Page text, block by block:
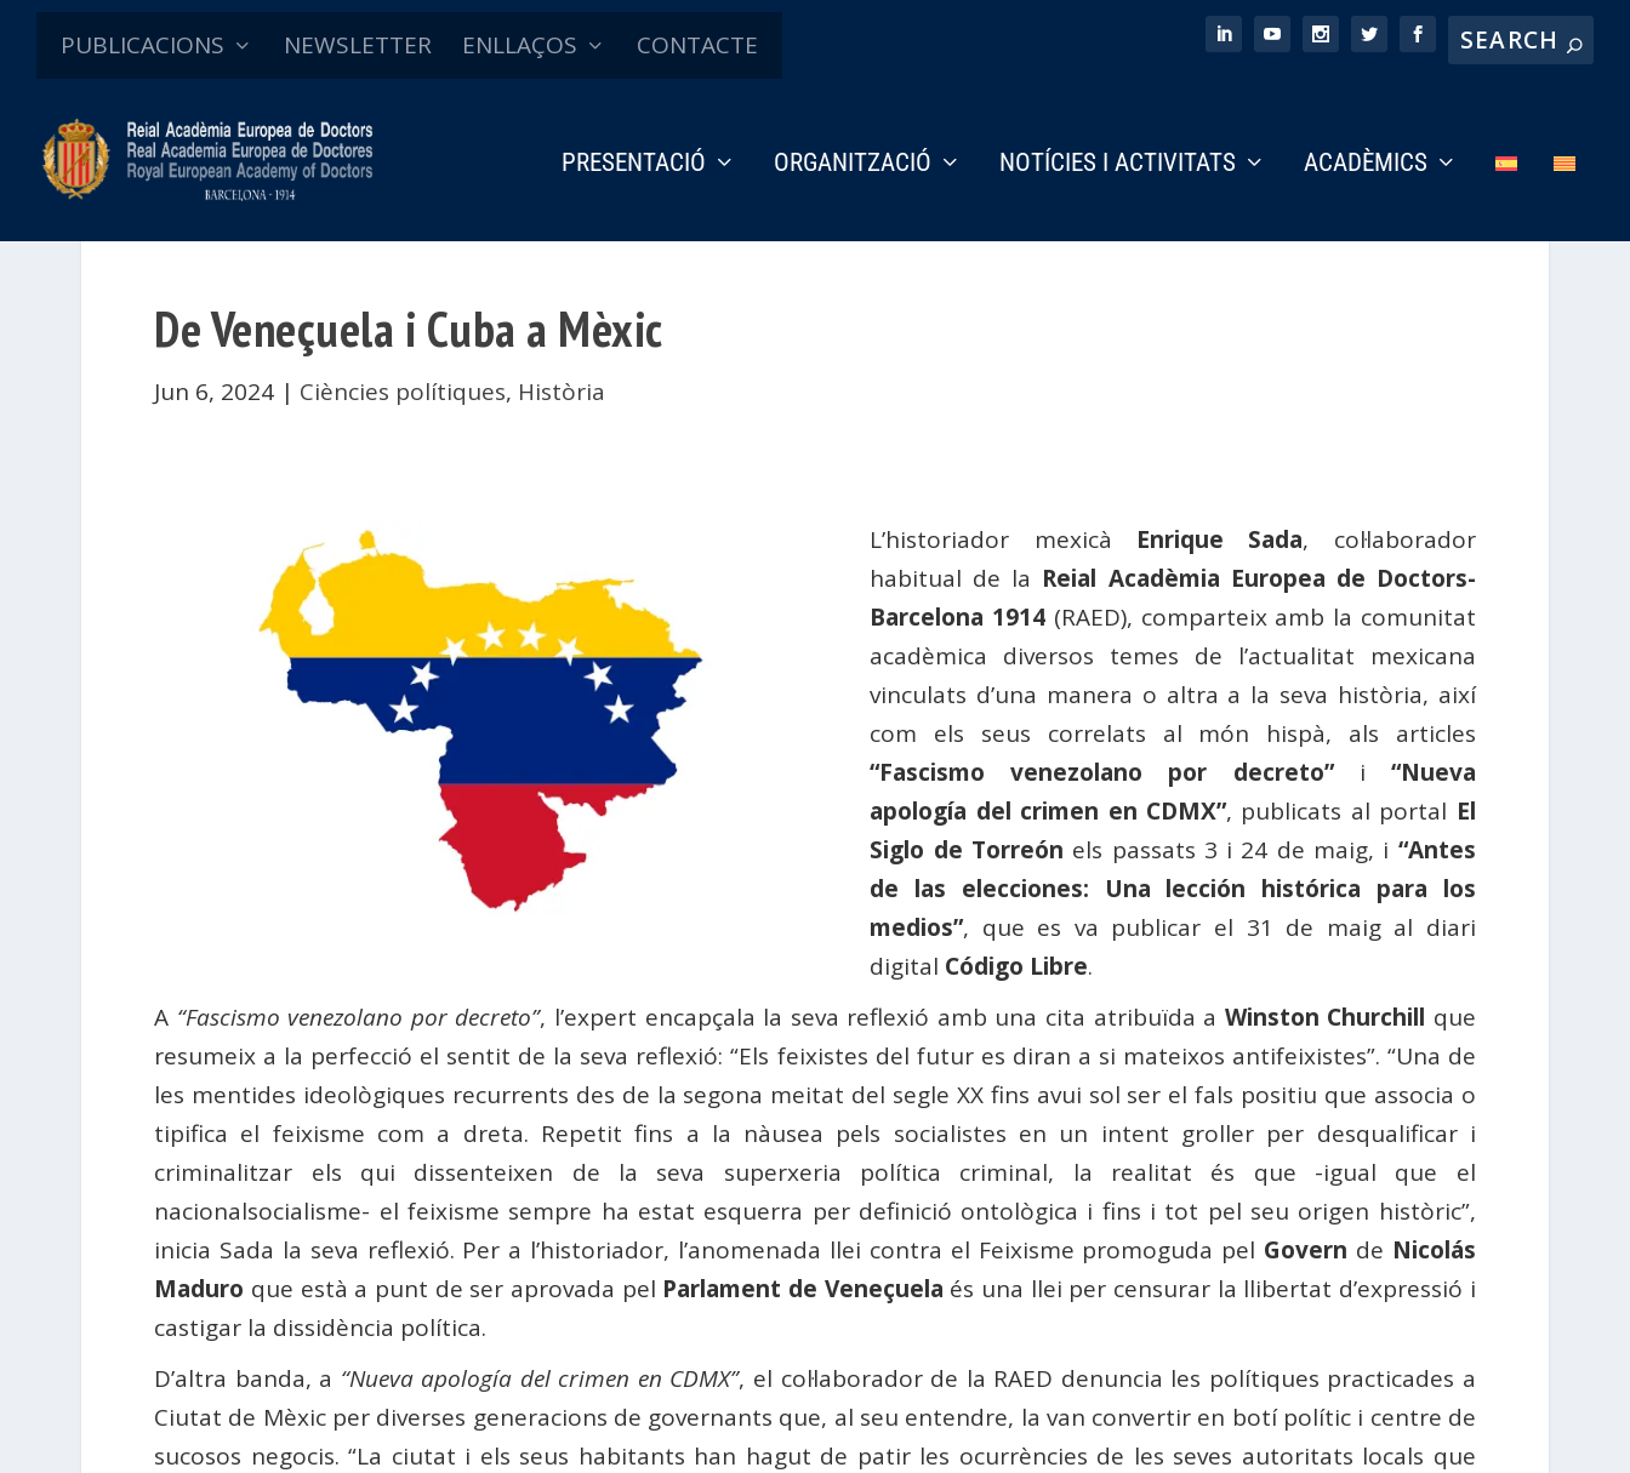
PUBLICACIONS NEWSLETTER ENLLAÇOS CONTACTE
PRESENTACIÓ ORGANITZACIÓ NOTÍCIES I ACTIVITATS ACADÈMICS
De Veneçuela i Cuba a Mèxic
Jun 6, 2024 | Ciències polítiques, Història
L’historiador mexicà Enrique Sada, col·laborador
habitual de la Reial Acadèmia Europea de Doctors-
Barcelona 1914(RAED), comparteix amb la comunitat
acadèmica diversos temes de l’actualitat mexicana
vinculats d’una manera o altra a la seva història, així
com els seus correlats al món hispà, als articles
“Fascismo venezolano por decreto” i “Nueva
apología del crimen en CDMX”, publicats al portal El
Siglo de Torreón els passats 3 i 24 de maig, i “Antes
de las elecciones: Una lección histórica para los
medios”, que es va publicar el 31 de maig al diari
digital Código Libre.
A “Fascismo venezolano por decreto”, l’expert encapçala la seva reflexió amb una cita atribuïda a Winston Churchill que
resumeix a la perfecció el sentit de la seva reflexió: “Els feixistes del futur es diran a si mateixos antifeixistes”. “Una de
les mentides ideològiques recurrents des de la segona meitat del segle XX fins avui sol ser el fals positiu que associa o
tipifica el feixisme com a dreta. Repetit fins a la nàusea pels socialistes en un intent groller per desqualificar i
criminalitzar els qui dissenteixen de la seva superxeria política criminal, la realitat és que -igual que el
nacionalsocialisme- el feixisme sempre ha estat esquerra per definició ontològica i fins i tot pel seu origen històric”,
inicia Sada la seva reflexió. Per a l’historiador, l’anomenada llei contra el Feixisme promoguda pel Govern de Nicolás
Maduro que està a punt de ser aprovada pel Parlament de Veneçuela és una llei per censurar la llibertat d’expressió i
castigar la dissidència política.
D’altra banda, a “Nueva apología del crimen en CDMX”, el col·laborador de la RAED denuncia les polítiques practicades a
Ciutat de Mèxic per diverses generacions de governants que, al seu entendre, la van convertir en botí polític i centre de
sucosos negocis. “La ciutat i els seus habitants han hagut de patir les ocurrències de les seves autoritats locals que